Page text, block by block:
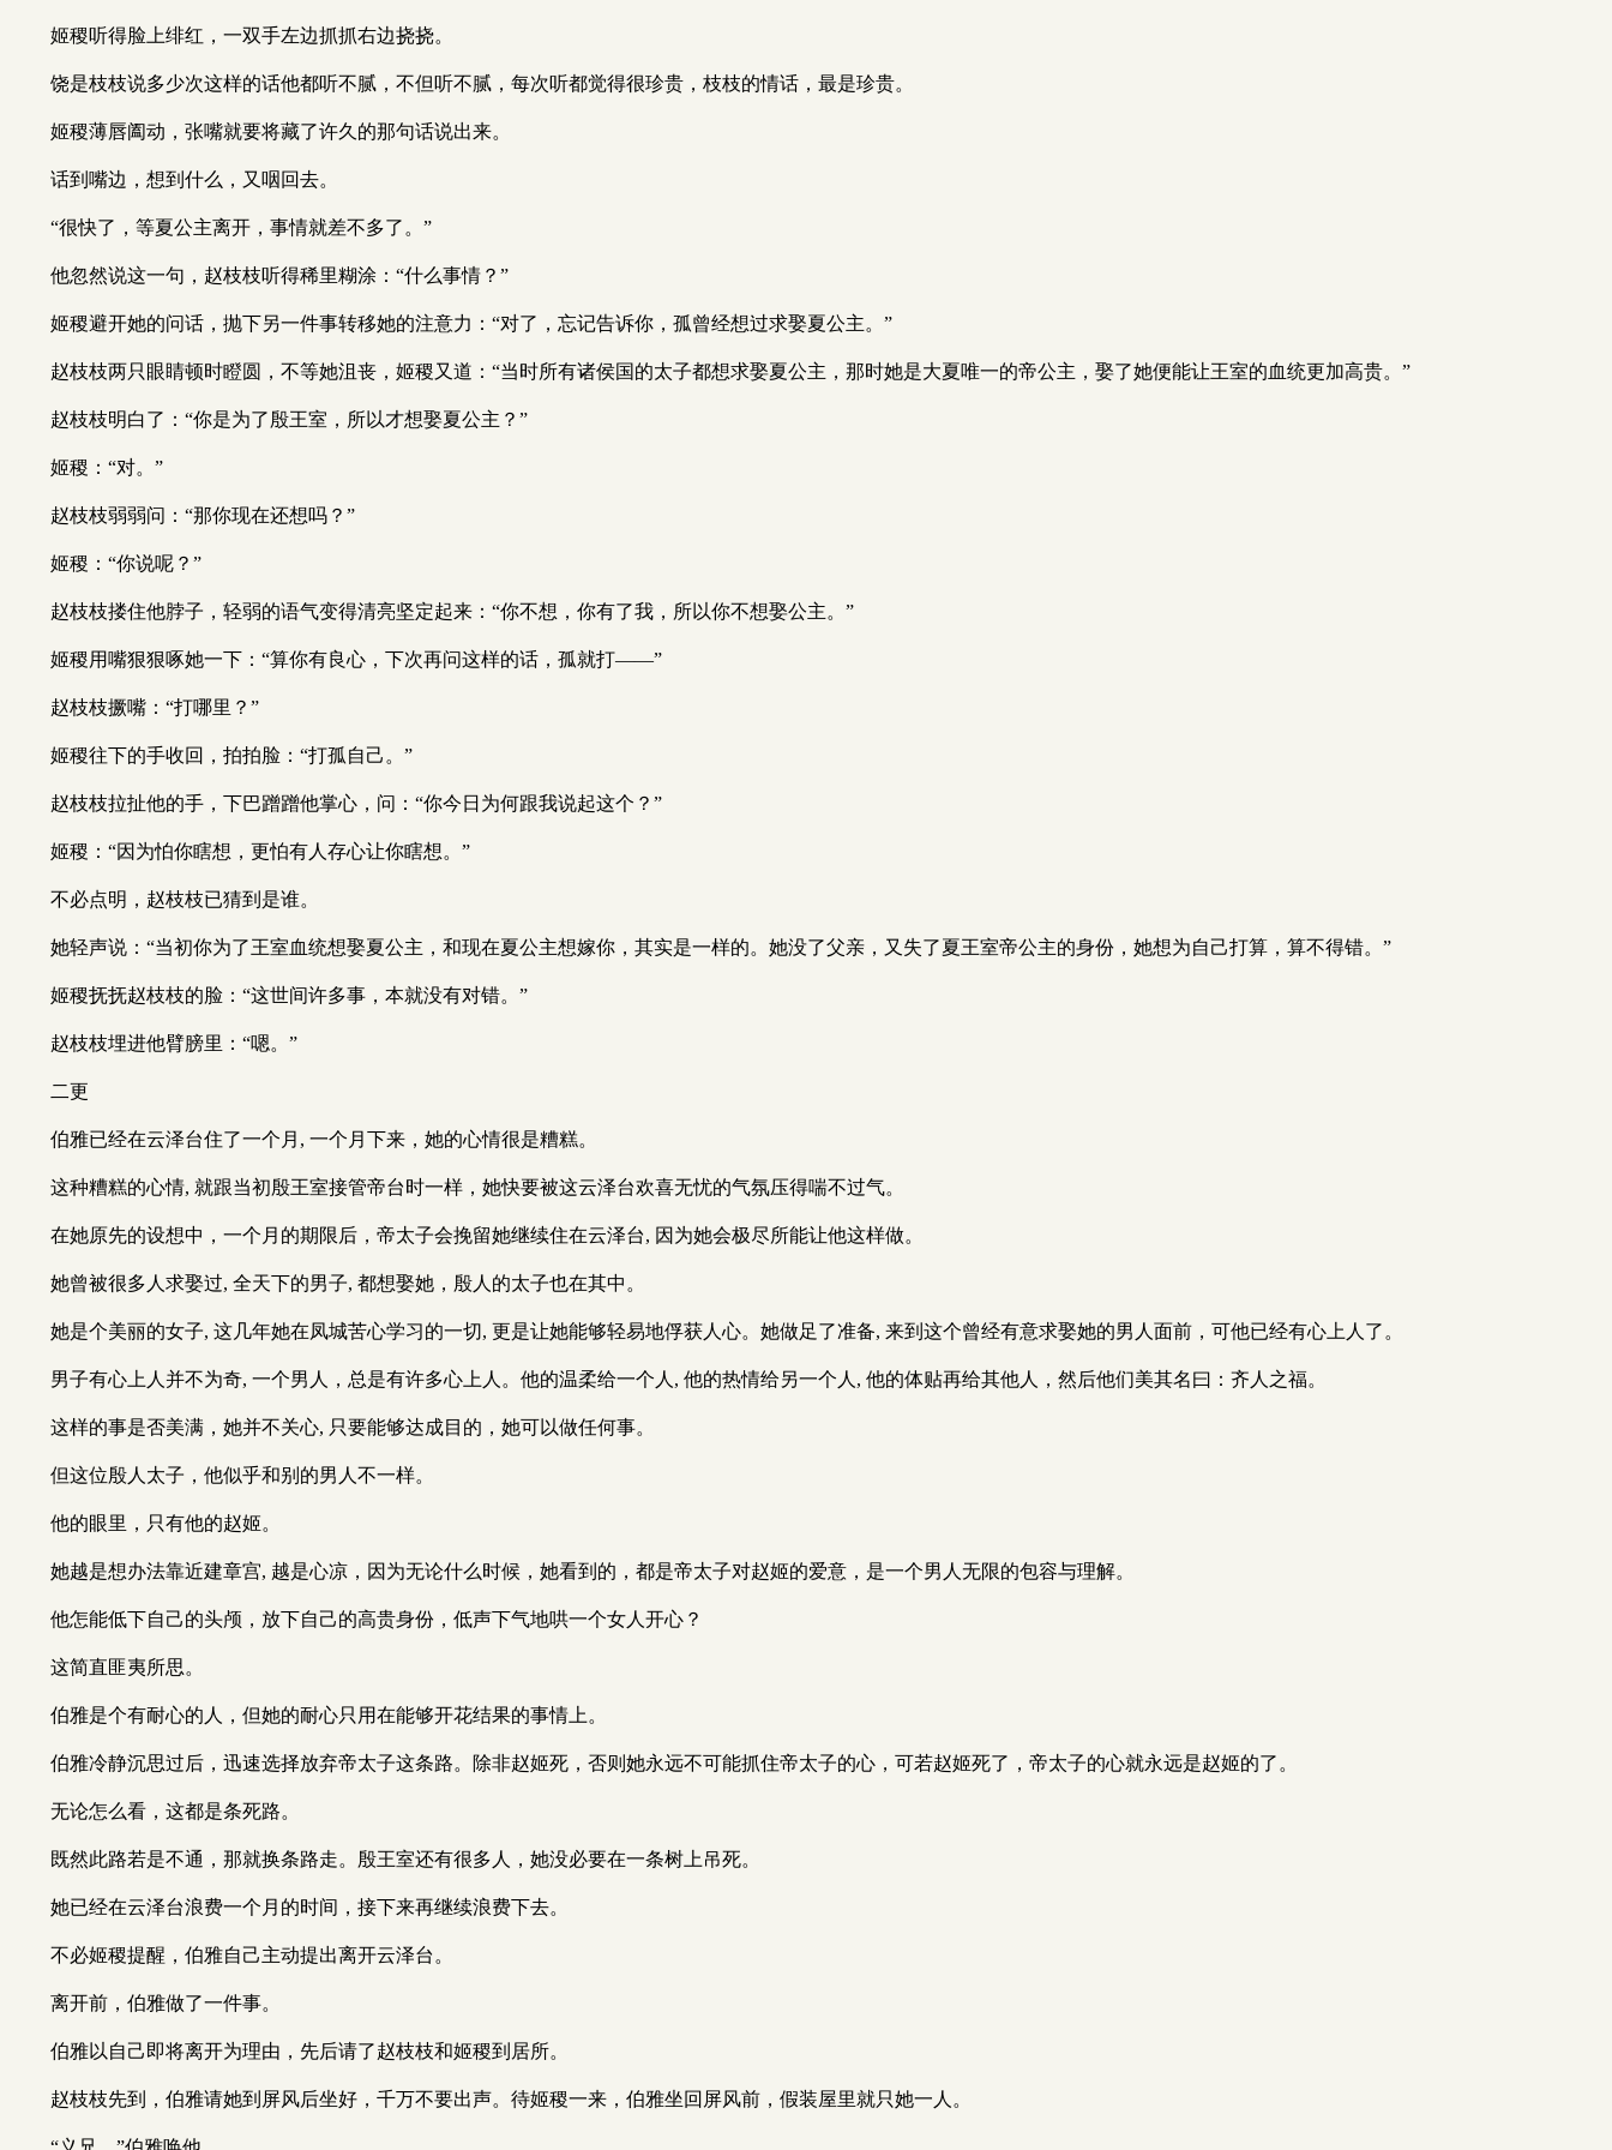
姬稷听得脸上绯红，一双手左边抓抓右边挠挠。
饶是枝枝说多少次这样的话他都听不腻，不但听不腻，每次听都觉得很珍贵，枝枝的情话，最是珍贵。
姬稷薄唇阖动，张嘴就要将藏了许久的那句话说出来。
话到嘴边，想到什么，又咽回去。
“很快了，等夏公主离开，事情就差不多了。”
他忽然说这一句，赵枝枝听得稀里糊涂：“什么事情？”
姬稷避开她的问话，抛下另一件事转移她的注意力：“对了，忘记告诉你，孤曾经想过求娶夏公主。”
赵枝枝两只眼睛顿时瞪圆，不等她沮丧，姬稷又道：“当时所有诸侯国的太子都想求娶夏公主，那时她是大夏唯一的帝公主，娶了她便能让王室的血统更加高贵。”
赵枝枝明白了：“你是为了殷王室，所以才想娶夏公主？”
姬稷：“对。”
赵枝枝弱弱问：“那你现在还想吗？”
姬稷：“你说呢？”
赵枝枝搂住他脖子，轻弱的语气变得清亮坚定起来：“你不想，你有了我，所以你不想娶公主。”
姬稷用嘴狠狠啄她一下：“算你有良心，下次再问这样的话，孤就打——”
赵枝枝撅嘴：“打哪里？”
姬稷往下的手收回，拍拍脸：“打孤自己。”
赵枝枝拉扯他的手，下巴蹭蹭他掌心，问：“你今日为何跟我说起这个？”
姬稷：“因为怕你瞎想，更怕有人存心让你瞎想。”
不必点明，赵枝枝已猜到是谁。
她轻声说：“当初你为了王室血统想娶夏公主，和现在夏公主想嫁你，其实是一样的。她没了父亲，又失了夏王室帝公主的身份，她想为自己打算，算不得错。”
姬稷抚抚赵枝枝的脸：“这世间许多事，本就没有对错。”
赵枝枝埋进他臂膀里：“嗯。”
二更
伯雅已经在云泽台住了一个月, 一个月下来，她的心情很是糟糕。
这种糟糕的心情, 就跟当初殷王室接管帝台时一样，她快要被这云泽台欢喜无忧的气氛压得喘不过气。
在她原先的设想中，一个月的期限后，帝太子会挽留她继续住在云泽台, 因为她会极尽所能让他这样做。
她曾被很多人求娶过, 全天下的男子, 都想娶她，殷人的太子也在其中。
她是个美丽的女子, 这几年她在凤城苦心学习的一切, 更是让她能够轻易地俘获人心。她做足了准备, 来到这个曾经有意求娶她的男人面前，可他已经有心上人了。
男子有心上人并不为奇, 一个男人，总是有许多心上人。他的温柔给一个人, 他的热情给另一个人, 他的体贴再给其他人，然后他们美其名曰：齐人之福。
这样的事是否美满，她并不关心, 只要能够达成目的，她可以做任何事。
但这位殷人太子，他似乎和别的男人不一样。
他的眼里，只有他的赵姬。
她越是想办法靠近建章宫, 越是心凉，因为无论什么时候，她看到的，都是帝太子对赵姬的爱意，是一个男人无限的包容与理解。
他怎能低下自己的头颅，放下自己的高贵身份，低声下气地哄一个女人开心？
这简直匪夷所思。
伯雅是个有耐心的人，但她的耐心只用在能够开花结果的事情上。
伯雅冷静沉思过后，迅速选择放弃帝太子这条路。除非赵姬死，否则她永远不可能抓住帝太子的心，可若赵姬死了，帝太子的心就永远是赵姬的了。
无论怎么看，这都是条死路。
既然此路若是不通，那就换条路走。殷王室还有很多人，她没必要在一条树上吊死。
她已经在云泽台浪费一个月的时间，接下来再继续浪费下去。
不必姬稷提醒，伯雅自己主动提出离开云泽台。
离开前，伯雅做了一件事。
伯雅以自己即将离开为理由，先后请了赵枝枝和姬稷到居所。
赵枝枝先到，伯雅请她到屏风后坐好，千万不要出声。待姬稷一来，伯雅坐回屏风前，假装屋里就只她一人。